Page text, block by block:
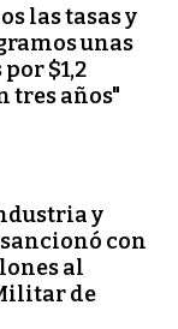
las tasas y
unas
$1,2
tres años"
y
con
al
de